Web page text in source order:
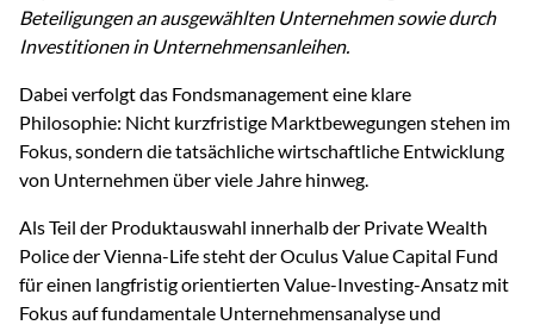
Beteiligungen an ausgewählten Unternehmen sowie durch
Investitionen in Unternehmensanleihen.
Dabei verfolgt das Fondsmanagement eine klare
Philosophie: Nicht kurzfristige Marktbewegungen stehen im
Fokus, sondern die tatsächliche wirtschaftliche Entwicklung
von Unternehmen über viele Jahre hinweg.
Als Teil der Produktauswahl innerhalb der Private Wealth
Police der Vienna-Life steht der Oculus Value Capital Fund
für einen langfristig orientierten Value-Investing-Ansatz mit
Fokus auf fundamentale Unternehmensanalyse und